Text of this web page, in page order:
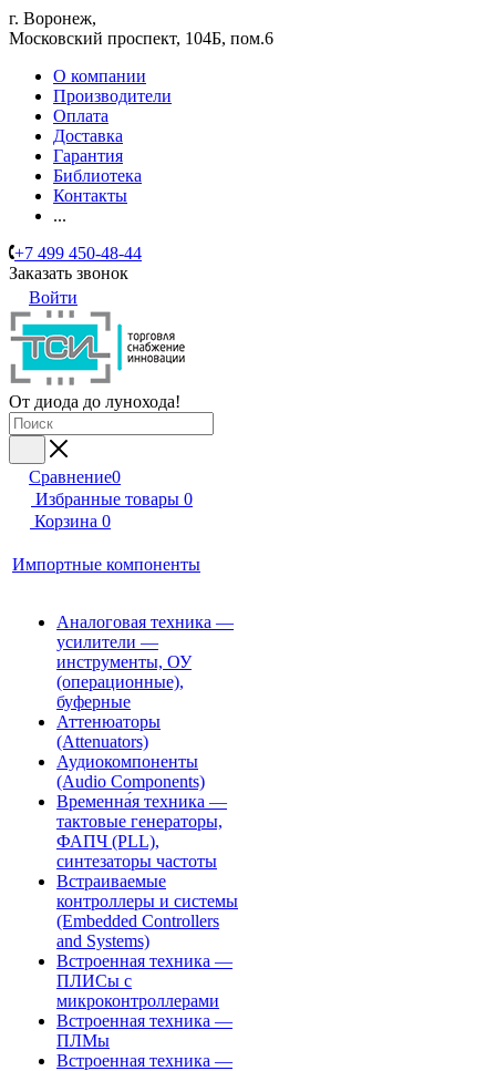
г. Воронеж,
​Московский проспект, 104Б, пом.6
О компании
Производители
Оплата
Доставка
Гарантия
Библиотека
Контакты
...
+7 499 450-48-44
Заказать звонок
Войти
От диода до лунохода!
Сравнение0
Избранные товары 0
Корзина 0
Импортные компоненты
Аналоговая техника —
усилители —
инструменты, ОУ
(операционные),
буферные
Аттенюаторы
(Attenuators)
Аудиокомпоненты
(Audio Components)
Временна́я техника —
тактовые генераторы,
ФАПЧ (PLL),
синтезаторы частоты
Встраиваемые
контроллеры и системы
(Embedded Controllers
and Systems)
Встроенная техника —
ПЛИСы с
микроконтроллерами
Встроенная техника —
ПЛМы
Встроенная техника —